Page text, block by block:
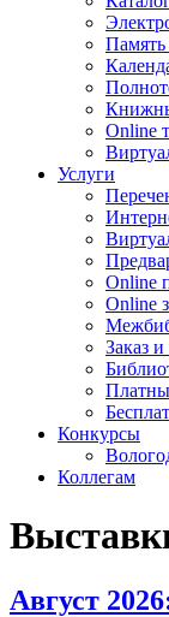
Online
Услуги
Online
Online
Заказ
Конкурсы
Коллегам
Август